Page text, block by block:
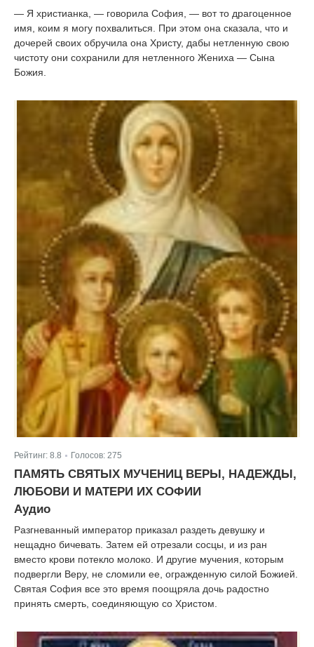
— Я христианка, — говорила София, — вот то драгоценное
имя, коим я могу похвалиться. При этом она сказала, что и
дочерей своих обручила она Христу, дабы нетленную свою
чистоту они сохранили для нетленного Жениха — Сына
Божия.
Рейтинг: 8.8 Голосов: 275
ПАМЯТЬ СВЯТЫХ МУЧЕНИЦ ВЕРЫ, НАДЕЖДЫ,
ЛЮБОВИ И МАТЕРИ ИХ СОФИИ
Аудио
Разгневанный император приказал раздеть девушку и
нещадно бичевать. Затем ей отрезали сосцы, и из ран
вместо крови потекло молоко. И другие мучения, которым
подвергли Веру, не сломили ее, огражденную силой Божией.
Святая София все это время поощряла дочь радостно
принять смерть, соединяющую со Христом.